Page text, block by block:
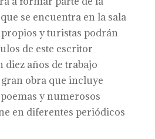
se encuentra en la sala
propios y turistas podrán
de este escritor
años de trabajo
obra que incluye
y numerosos
en diferentes periódicos